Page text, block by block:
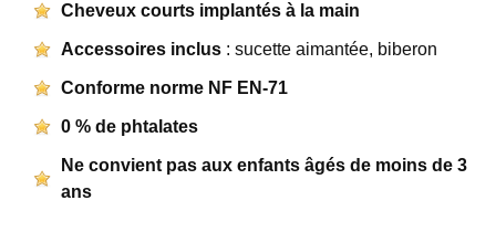
Cheveux courts implantés à la main
Accessoires inclus : sucette aimantée, biberon
Conforme norme NF EN-71
0 % de phtalates
Ne convient pas aux enfants âgés de moins de 3
ans